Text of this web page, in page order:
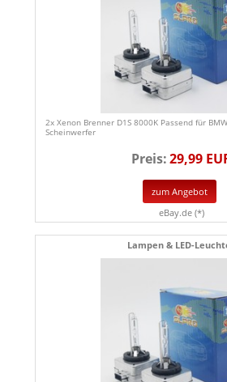
2x Xenon Brenner D1S 8000K Passend für
Scheinwerfer
Preis:29,99
zum Angebot
eBay.de (*)
Lampen & LED-